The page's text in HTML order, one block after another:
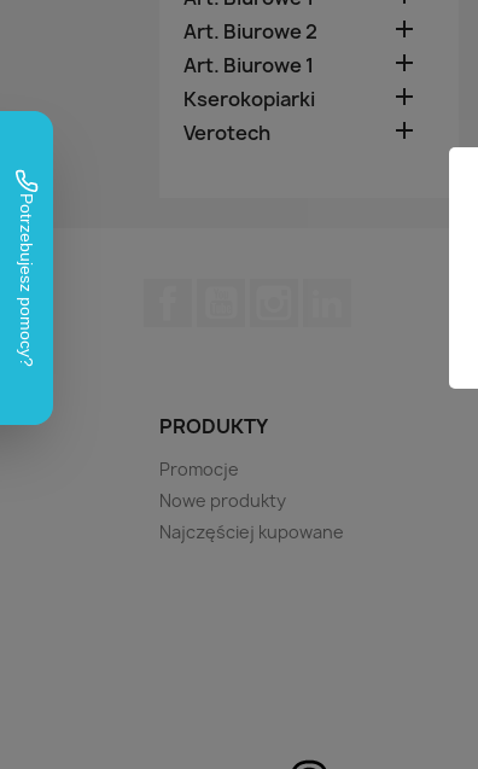
Art. Biurowe 2 
Art. Biurowe 1 
Kserokopiarki 
Verotech 
PRODUKTY
Promocje
Nowe produkty
Najczęściej kupowane